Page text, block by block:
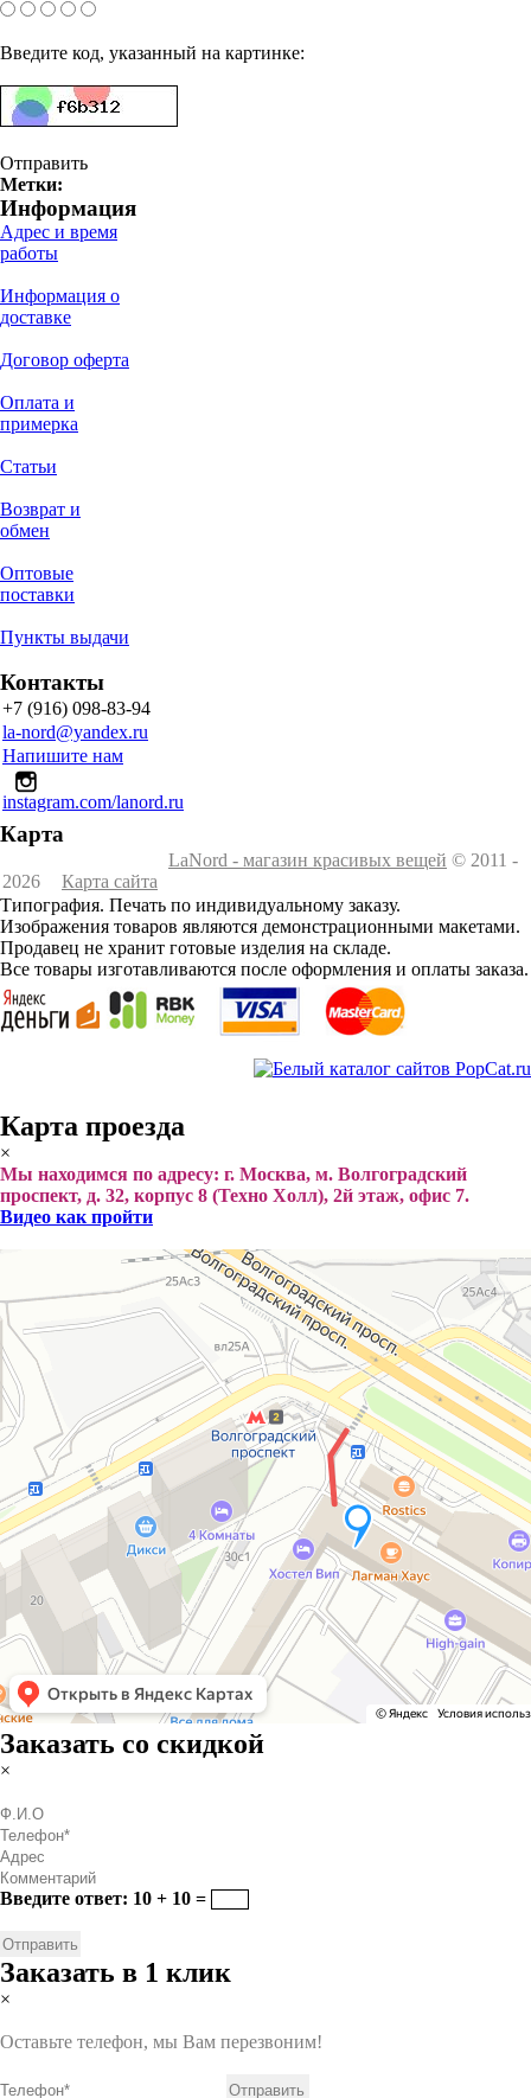
Введите код, указанный на картинке:
Отправить
Метки:
Информация
Адрес и время
работы
Информация о
доставке
Договор оферта
Оплата и
примерка
Статьи
Возврат и
обмен
Оптовые
поставки
Пункты выдачи
Контакты
+7 (916) 098-83-94
la-nord@yandex.ru
Напишите нам
instagram.com/lanord.ru
Карта
LaNord - магазин красивых вещей © 2011 -
2026
Карта сайта
Типография. Печать по индивидуальному заказу.
Изображения товаров являются демонстрационными макетами.
Продавец не хранит готовые изделия на складе.
Все товары изготавливаются после оформления и оплаты заказа.
Карта проезда
×
Мы находимся по адресу: г. Москва, м. Волгоградский
проспект, д. 32, корпус 8 (Техно Холл), 2й этаж, офис 7.
Видео как пройти
Заказать со скидкой
×
Введите ответ: 10 + 10 =
Заказать в 1 клик
×
Оставьте телефон, мы Вам перезвоним!